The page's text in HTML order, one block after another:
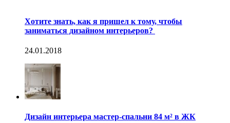
Хотите знать, как я пришел к тому, чтобы
заниматься дизайном интерьеров?
24.01.2018
Дизайн интерьера мастер-спальни 84 м² в ЖК